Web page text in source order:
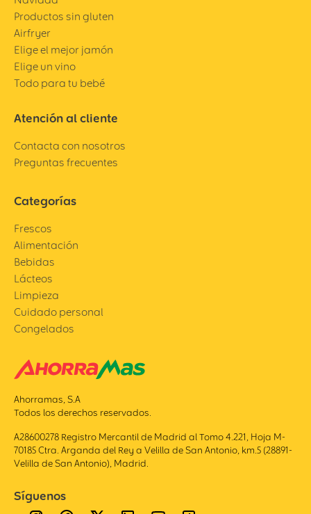
Productos sin gluten
Airfryer
Elige el mejor jamón
Elige un vino
Todo para tu bebé
Atención al cliente
Contacta con nosotros
Preguntas frecuentes
Categorías
Frescos
Alimentación
Bebidas
Lácteos
Limpieza
Cuidado personal
Congelados
Ahorramas, S.A
Todos los derechos reservados.
A28600278 Registro Mercantil de Madrid al Tomo 4.221, Hoja M-
70185 Ctra. Arganda del Rey a Velilla de San Antonio, km.5 (28891-
Velilla de San Antonio), Madrid.
Síguenos